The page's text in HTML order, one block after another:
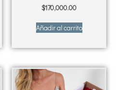
$170,000.00
Añadir al carrito